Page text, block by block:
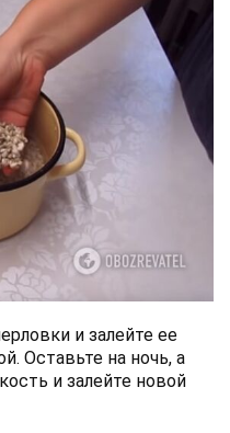
и залейте ее
Оставьте на ночь, а
и залейте новой